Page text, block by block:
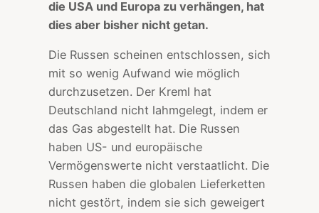
die USA und Europa zu verhängen, hat
dies aber bisher nicht getan.
Die Russen scheinen entschlossen, sich
mit so wenig Aufwand wie möglich
durchzusetzen. Der Kreml hat
Deutschland nicht lahmgelegt, indem er
das Gas abgestellt hat. Die Russen
haben US- und europäische
Vermögenswerte nicht verstaatlicht. Die
Russen haben die globalen Lieferketten
nicht gestört, indem sie sich geweigert